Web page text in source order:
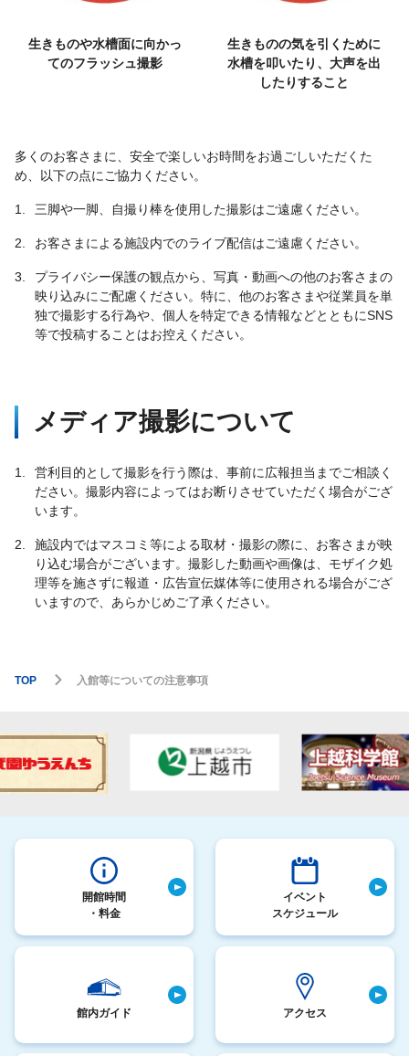
生きものや水槽面に向かっ
てのフラッシュ撮影
生きものの気を引くために
水槽を叩いたり、大声を出
したりすること
多くのお客さまに、安全で楽しいお時間をお過ごしいただくた
め、以下の点にご協力ください。
1. 三脚や一脚、自撮り棒を使用した撮影はご遠慮ください。
2. お客さまによる施設内でのライブ配信はご遠慮ください。
3.
プライバシー保護の観点から、写真・動画への他のお客さまの
映り込みにご配慮ください。特に、他のお客さまや従業員を単
独で撮影する行為や、個人を特定できる情報などとともにSNS
等で投稿することはお控えください。
メディア撮影について
1.
営利目的として撮影を行う際は、事前に広報担当までご相談く
ださい。撮影内容によってはお断りさせていただく場合がござ
います。
2.
施設内ではマスコミ等による取材・撮影の際に、お客さまが映
り込む場合がございます。撮影した動画や画像は、モザイク処
理等を施さずに報道・広告宣伝媒体等に使用される場合がござ
いますので、あらかじめご了承ください。
TOP 入館等についての注意事項
開館時間
・料金
イベント
スケジュール
館内ガイド アクセス